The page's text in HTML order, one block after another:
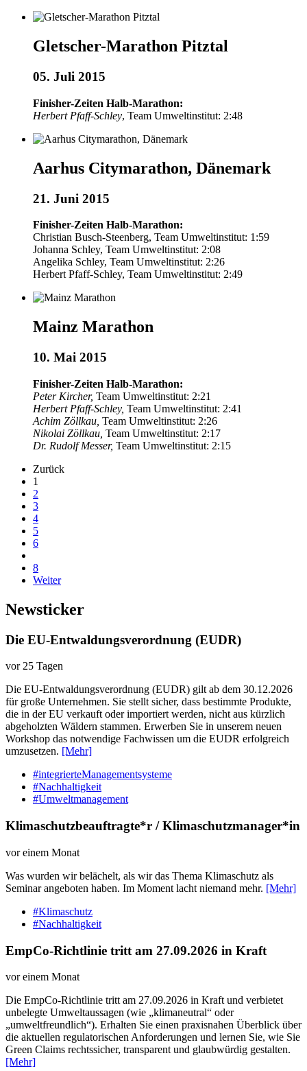
Gletscher-Marathon Pitztal
05. Juli 2015
Finisher-Zeiten Halb-Marathon:
Herbert Pfaff-Schley, Team Umweltinstitut: 2:48
Aarhus Citymarathon, Dänemark
21. Juni 2015
Finisher-Zeiten Halb-Marathon:
Christian Busch-Steenberg, Team Umweltinstitut: 1:59
Johanna Schley, Team Umweltinstitut: 2:08
Angelika Schley, Team Umweltinstitut: 2:26
Herbert Pfaff-Schley, Team Umweltinstitut: 2:49
Mainz Marathon
10. Mai 2015
Finisher-Zeiten Halb-Marathon:
Peter Kircher, Team Umweltinstitut: 2:21
Herbert Pfaff-Schley, Team Umweltinstitut: 2:41
Achim Zöllkau, Team Umweltinstitut: 2:26
Nikolai Zöllkau, Team Umweltinstitut: 2:17
Dr. Rudolf Messer, Team Umweltinstitut: 2:15
Zurück
1
2
3
4
5
6
8
Weiter
Newsticker
Die EU-Entwaldungsverordnung (EUDR)
vor 25 Tagen
Die EU-Entwaldungsverordnung (EUDR) gilt ab dem 30.12.2026
für große Unternehmen. Sie stellt sicher, dass bestimmte Produkte,
die in der EU verkauft oder importiert werden, nicht aus kürzlich
abgeholzten Wäldern stammen. Erwerben Sie in unserem neuen
Workshop das notwendige Fachwissen um die EUDR erfolgreich
umzusetzen. [Mehr]
#integrierteManagementsysteme
#Nachhaltigkeit
#Umweltmanagement
Klimaschutzbeauftragte*r / Klimaschutzmanager*in
vor einem Monat
Was wurden wir belächelt, als wir das Thema Klimaschutz als
Seminar angeboten haben. Im Moment lacht niemand mehr. [Mehr]
#Klimaschutz
#Nachhaltigkeit
EmpCo-Richtlinie tritt am 27.09.2026 in Kraft
vor einem Monat
Die EmpCo-Richtlinie tritt am 27.09.2026 in Kraft und verbietet
unbelegte Umweltaussagen (wie „klimaneutral“ oder
„umweltfreundlich“). Erhalten Sie einen praxisnahen Überblick über
die aktuellen regulatorischen Anforderungen und lernen Sie, wie Sie
Green Claims rechtssicher, transparent und glaubwürdig gestalten.
[Mehr]